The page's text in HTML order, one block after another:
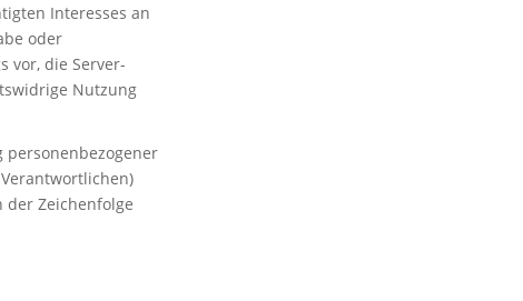
Interesses an
oder
vor, die Server-
Nutzung
der Zeichenfolge